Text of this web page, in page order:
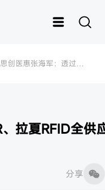
思创医惠张海军：透过
拉夏RFID全供
分享